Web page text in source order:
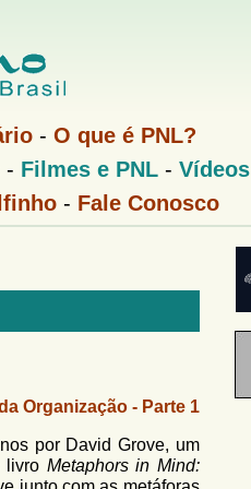
- O que é PNL?
- Filmes e PNL- Vídeos
- Fale Conosco
Organização - Parte 1
por David Grove, um
livro Metaphors in Mind: